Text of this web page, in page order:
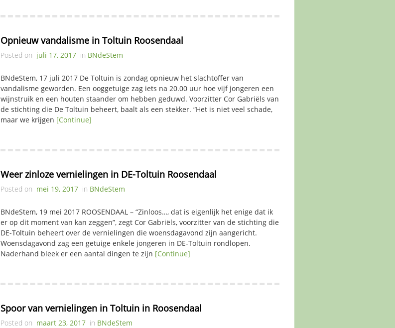
Opnieuw vandalisme in Toltuin Roosendaal
Posted on juli 17, 2017 in BNdeStem
BNdeStem, 17 juli 2017 De Toltuin is zondag opnieuw het slachtoffer van
vandalisme geworden. Een ooggetuige zag iets na 20.00 uur hoe vijf jongeren een
wijnstruik en een houten staander om hebben geduwd. Voorzitter Cor Gabriëls van
de stichting die De Toltuin beheert, baalt als een stekker. “Het is niet veel schade,
maar we krijgen [Continue]
Weer zinloze vernielingen in DE-Toltuin Roosendaal
Posted on mei 19, 2017 in BNdeStem
BNdeStem, 19 mei 2017 ROOSENDAAL – “Zinloos…, dat is eigenlijk het enige dat ik
er op dit moment van kan zeggen”, zegt Cor Gabriëls, voorzitter van de stichting die
DE-Toltuin beheert over de vernielingen die woensdagavond zijn aangericht.
Woensdagavond zag een getuige enkele jongeren in DE-Toltuin rondlopen.
Naderhand bleek er een aantal dingen te zijn [Continue]
Spoor van vernielingen in Toltuin in Roosendaal
Posted on maart 23, 2017 in BNdeStem